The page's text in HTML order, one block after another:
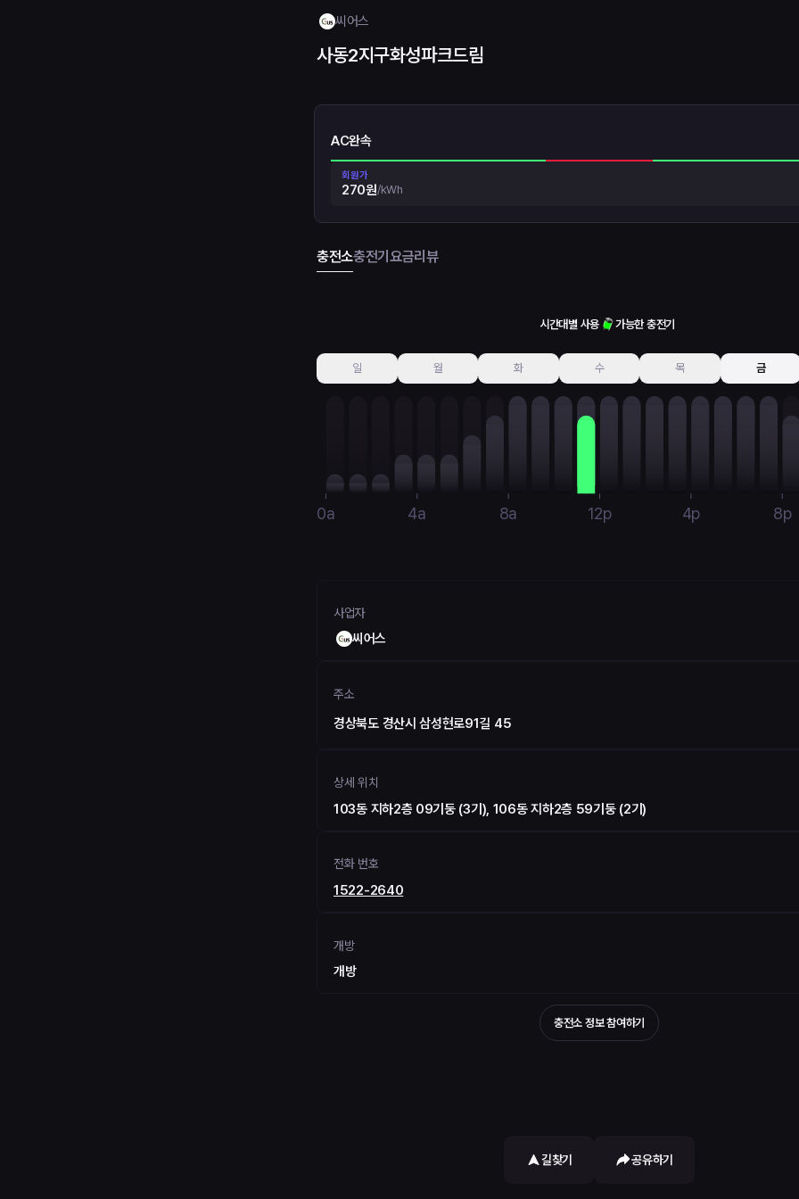
씨어스
사동2지구화성파크드림
AC완속
회원가
270원/kWh
충전소충전기요금리뷰
시간대별 사용 가능한 충전기
일 월 화 수 목 금
0a 4a 8a 12p 4p 8p
사업자
씨어스
주소
경상북도 경산시 삼성현로91길 45
상세 위치
103동 지하2층 09기둥 (3기), 106동 지하2층 59기둥 (2기)
전화 번호
1522-2640
개방
개방
충전소 정보 참여하기
길찾기 공유하기